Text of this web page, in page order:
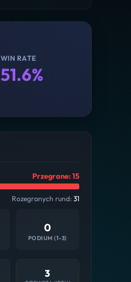
WIN RATE
51.6%
Przegrane: 15
Rozegranych rund: 31
0
PODIUM (1-3)
3